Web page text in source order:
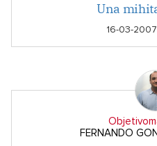
Una
16-03-
FERNANDO